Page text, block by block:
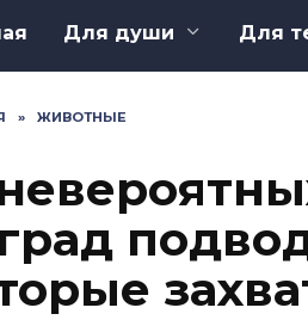
Для души Для
» ЖИВОТНЫЕ